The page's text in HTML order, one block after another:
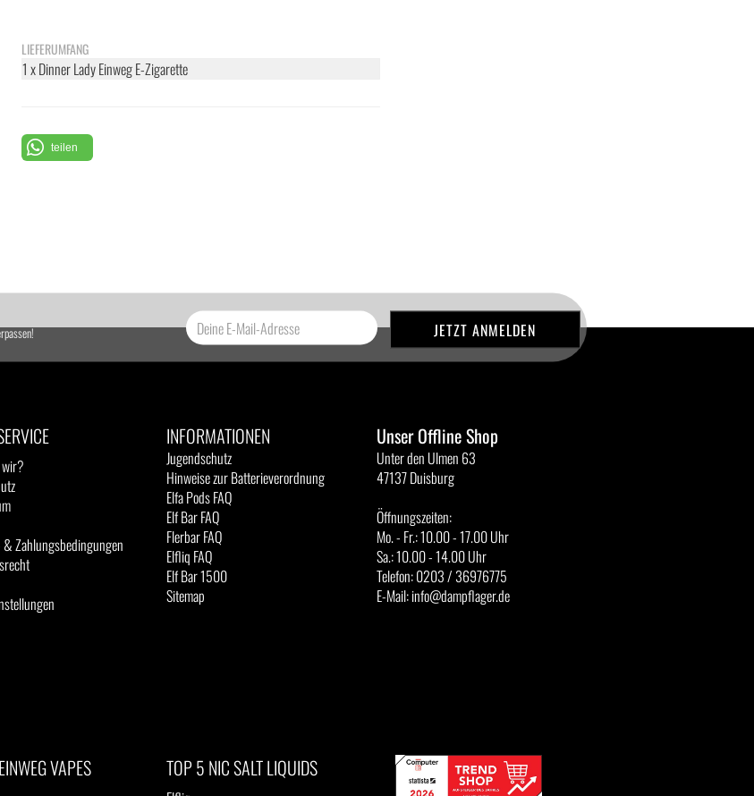
LIEFERUMFANG
1 x Dinner Lady Einweg E-Zigarette
teilen
Zahlungsbedingungen
INFORMATIONEN
Jugendschutz
Hinweise zur Batterieverordnung
Elfa Pods FAQ
Elf Bar FAQ
Flerbar FAQ
Elfliq FAQ
Elf Bar 1500
Sitemap
Unser Offline Shop
Unter den Ulmen 63
47137 Duisburg
Öffnungszeiten:
Mo. - Fr.: 10.00 - 17.00 Uhr
Sa.: 10.00 - 14.00 Uhr
Telefon: 0203 / 36976775
E-Mail: info@dampflager.de
VAPES TOP 5 NIC SALT LIQUIDS